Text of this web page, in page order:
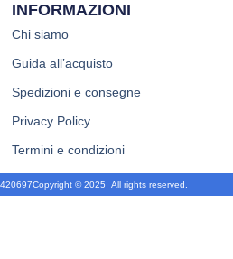
INFORMAZIONI
Chi siamo
Guida all’acquisto
Spedizioni e consegne
Privacy Policy
Termini e condizioni
Copyright © 2025. All rights reserved.